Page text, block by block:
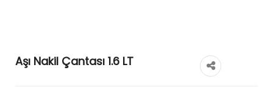
Aşı Nakil Çantası 1.6 LT